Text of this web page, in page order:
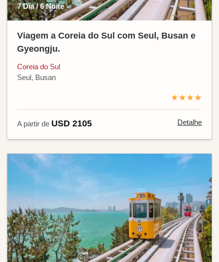
7 Dia / 6 Noite
Viagem a Coreia do Sul com Seul, Busan e
Gyeongju.
Coreia do Sul
Seul, Busan
★★★★
A partir de USD 2105 Detalhe